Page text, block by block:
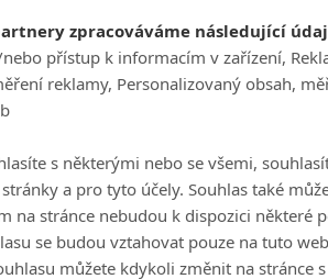
od třetí série
státech a postupně se rozšířil
americká verze byla hodně bulvární,
často docházelo k vyhroceným
fyzicky vrhli a produkce je musela
kdykoliv a komukoliv). Někteří
jim to komplikovali. Část osazenstva se
jen spolu a odmítala ostatním pomoct
kterým byla hra ukradená a prostě si
zpracováváme následující
přístup k informacím v zařízení,
reklamy, Personalizovaný obsah,
s některými nebo se všemi,
a pro tyto účely. Souhlas také
na stránce nebudou k dispozici některé
se budou vztahovat pouze na tuto
můžete kdykoli změnit na stránce s